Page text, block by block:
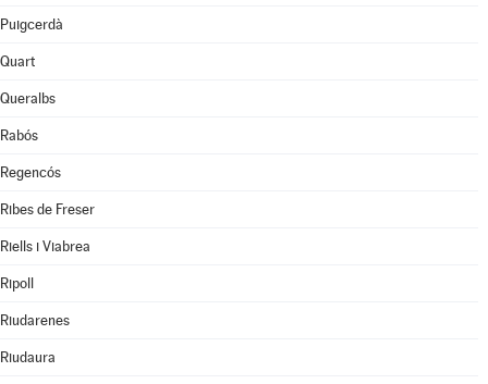
Puigcerdà
Quart
Queralbs
Rabós
Regencós
Ribes de Freser
Riells i Viabrea
Ripoll
Riudarenes
Riudaura